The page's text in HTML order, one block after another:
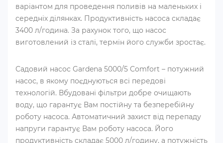
варіантом для проведення поливів на маленьких і
середніх ділянках. Продуктивність насоса складає
3400 л/година. За рахунок того, що насос
виготовлений із сталі, термін його служби зростає.
Садовий насос Gardena 5000/5 Comfort – потужний
насос, в якому поєднуються всі передові
технологій. Вбудовані фільтри добре очищають
воду, що гарантує Вам постійну та безперебійну
роботу насоса. Автоматичний захист від перепаду
напруги гарантує Вам роботу насоса. Його
продуктивність складає 5000 л/годину, а потужність